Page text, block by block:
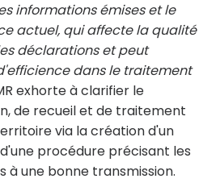
informations émises et le
actuel, qui affecte la qualité
déclarations et peut
dans le traitement
exhorte à clarifier le
de recueil et de traitement
via la création d'un
procédure précisant les
à une bonne transmission.